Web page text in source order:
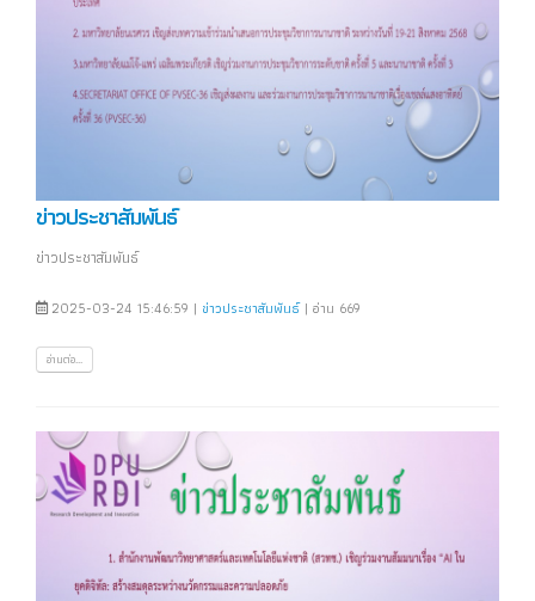
ข่าวประชาสัมพันธ์
ข่าวประชาสัมพันธ์
2025-03-24 15:46:59 | ข่าวประชาสัมพันธ์| อ่าน 669
อ่านต่อ...